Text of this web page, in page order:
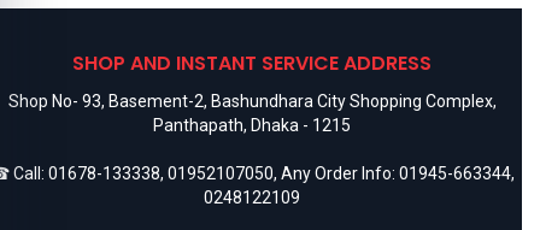
SHOP AND INSTANT SERVICE ADDRESS
Shop No- 93, Basement-2, Bashundhara City Shopping Complex,
Panthapath, Dhaka - 1215
Call: 01678-133338, 01952107050, Any Order Info: 01945-663344,
0248122109